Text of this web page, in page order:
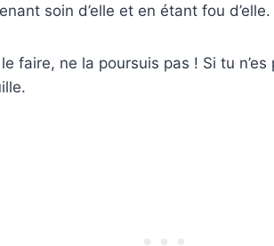
soin d’elle et en étant fou d’elle.
faire, ne la poursuis pas ! Si tu